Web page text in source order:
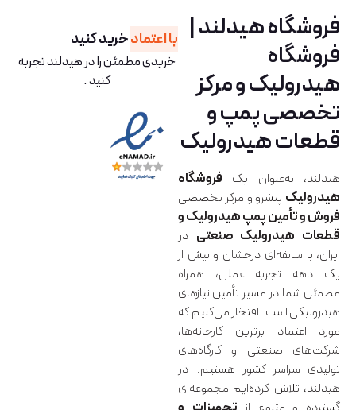
فروشگاه هیدلند |
فروشگاه
هیدرولیک و مرکز
تخصصی پمپ و
قطعات هیدرولیک
هیدلند، به‌عنوان یک فروشگاه
هیدرولیک پیشرو و مرکز تخصصی
فروش و تأمین پمپ هیدرولیک و
قطعات هیدرولیک صنعتی در
ایران، با سابقه‌ای درخشان و بیش از
یک دهه تجربه عملی، همراه
مطمئن شما در مسیر تأمین نیازهای
هیدرولیکی است. افتخار می‌کنیم که
مورد اعتماد برترین کارخانه‌ها،
شرکت‌های صنعتی و کارگاه‌های
تولیدی سراسر کشور هستیم. در
هیدلند، تلاش کرده‌ایم مجموعه‌ای
با اعتمادخرید کنید
خریدی مطمئن را در هیدلند تجربه
کنید .